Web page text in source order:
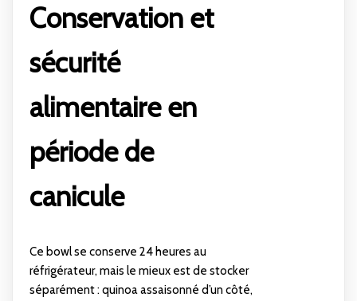
Conservation et
sécurité
alimentaire en
période de
canicule
Ce bowl se conserve 24 heures au
réfrigérateur, mais le mieux est de stocker
séparément : quinoa assaisonné d’un côté,